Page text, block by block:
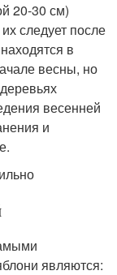
20-30 см)
следует после
в
весны, но
весенней
и
являются: